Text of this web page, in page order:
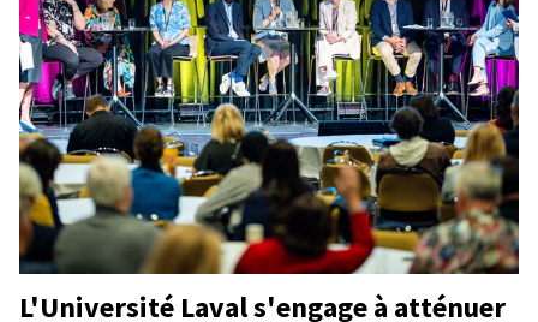
L'Université Laval s'engage à atténuer